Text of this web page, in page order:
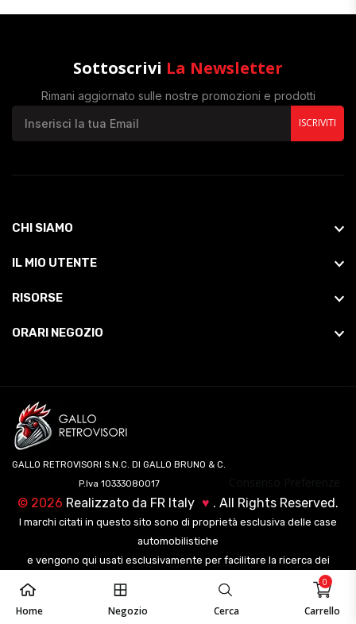
Home Negozio Cerca Carrello
0
Sottoscrivi La Newsletter
Rimani aggiornato sulle nostre promozioni e prodotti
ISCRIVITI
CHI SIAMO
IL MIO UTENTE
RISORSE
ORARI NEGOZIO
GALLO RETROVISORI S.N.C. DI GALLO BRUNO & C.
P.Iva 10333080017
© 2026 Realizzato da FR Italy ♥ . All Rights Reserved.
I marchi citati in questo sito sono di proprietà esclusiva delle case
automobilistiche
e vengono qui usati esclusivamente per facilitare la ricerca dei